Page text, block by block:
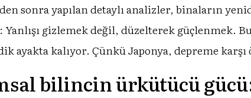
sonra yapılan detaylı analizler, binaların
Yanlışı gizlemek değil, düzelterek güçlenmek.
ayakta kalıyor. Çünkü Japonya, depreme
bilincin ürkütücü